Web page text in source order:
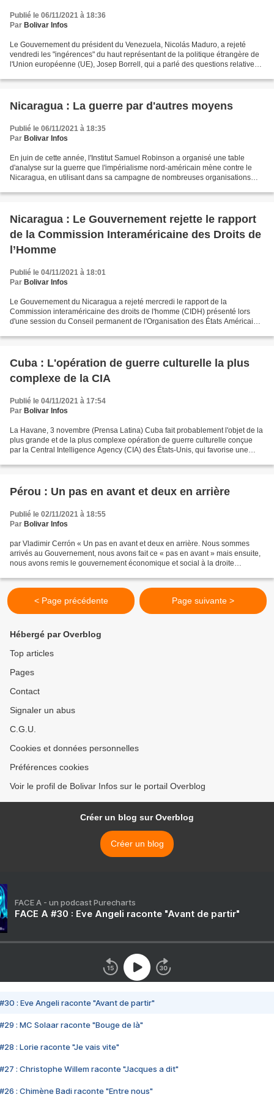
Publié le 06/11/2021 à 18:36
Par Bolivar Infos
Le Gouvernement du président du Venezuela, Nicolás Maduro, a rejeté
vendredi les "ingérences" du haut représentant de la politique étrangère de
l'Union européenne (UE), Josep Borrell, qui a parlé des questions relatives à
Nicaragua : La guerre par d'autres moyens
Publié le 06/11/2021 à 18:35
Par Bolivar Infos
En juin de cette année, l'Institut Samuel Robinson a organisé une table
d'analyse sur la guerre que l'impérialisme nord-américain mène contre le
Nicaragua, en utilisant dans sa campagne de nombreuses organisations
Nicaragua : Le Gouvernement rejette le rapport
de la Commission Interaméricaine des Droits de
l’Homme
Publié le 04/11/2021 à 18:01
Par Bolivar Infos
Le Gouvernement du Nicaragua a rejeté mercredi le rapport de la
Commission interaméricaine des droits de l'homme (CIDH) présenté lors
d'une session du Conseil permanent de l'Organisation des États Américains
Cuba : L'opération de guerre culturelle la plus
complexe de la CIA
Publié le 04/11/2021 à 17:54
Par Bolivar Infos
La Havane, 3 novembre (Prensa Latina) Cuba fait probablement l'objet de la
plus grande et de la plus complexe opération de guerre culturelle conçue
par la Central Intelligence Agency (CIA) des États-Unis, qui favorise une
Pérou : Un pas en avant et deux en arrière
Publié le 02/11/2021 à 18:55
Par Bolivar Infos
par Vladimir Cerrón « Un pas en avant et deux en arrière. Nous sommes
arrivés au Gouvernement, nous avons fait ce « pas en avant » mais ensuite,
nous avons remis le gouvernement économique et social à la droite
< Page précédente Page suivante >
Hébergé par Overblog
Top articles
Pages
Contact
Signaler un abus
C.G.U.
Cookies et données personnelles
Préférences cookies
Voir le profil de Bolivar Infos sur le portail Overblog
Créer un blog sur Overblog
Créer un blog
FACE A - un podcast Purecharts
FACE A #30 : Eve Angeli raconte "Avant de partir"
#30 : Eve Angeli raconte "Avant de partir"
#29 : MC Solaar raconte "Bouge de là"
#28 : Lorie raconte "Je vais vite"
#27 : Christophe Willem raconte "Jacques a dit"
#26 : Chimène Badi raconte "Entre nous"